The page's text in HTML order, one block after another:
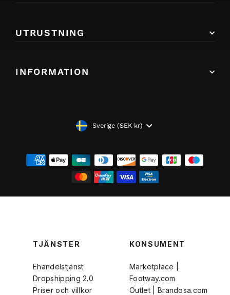
UTRUSTNING
INFORMATION
VALUTASverige (SEK kr)
TJÄNSTER
Ehandelstjänst
Dropshipping 2.0
Priser och villkor
KONSUMENT
Marketplace |
Footway.com
Outlet | Brandosa.com